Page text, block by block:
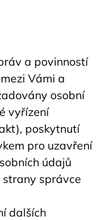
a povinností
Vámi a
osobní
vyřízení
poskytnutí
pro uzavření
údajů
strany správce
dalších